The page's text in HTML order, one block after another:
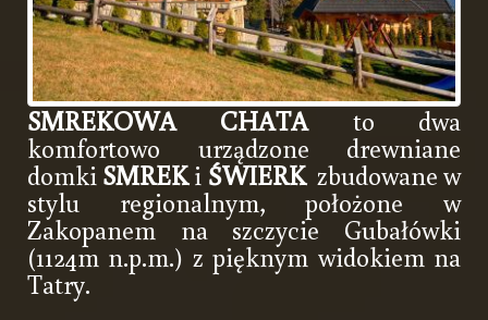
SMREKOWA CHATAto dwa
komfortowo urządzone drewniane
domki SMREKi ŚWIERKzbudowane w
stylu regionalnym, położone w
Zakopanem na szczycie Gubałówki
(1124m n.p.m.) z pięknym widokiem na
Tatry.